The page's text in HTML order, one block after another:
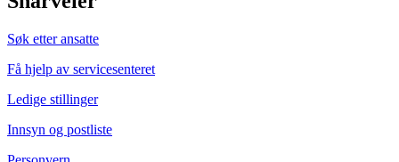
Søk etter ansatte
Få hjelp av servicesenteret
Ledige stillinger
Innsyn og postliste